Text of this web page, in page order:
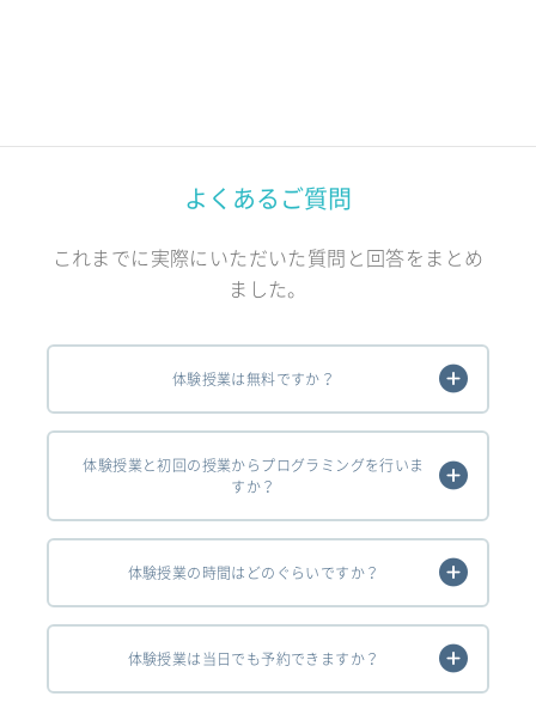
よくあるご質問
これまでに実際にいただいた質問と回答をまとめ
ました。
体験授業は無料ですか？
体験授業と初回の授業からプログラミングを行いま
すか？
体験授業の時間はどのぐらいですか？
体験授業は当日でも予約できますか？